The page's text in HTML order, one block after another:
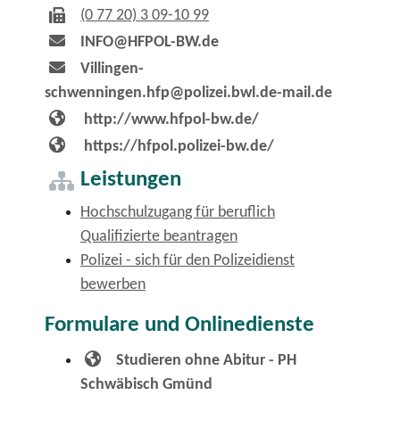
(0 77 20) 3 09-10 99
INFO@HFPOL-BW.de
Villingen-
schwenningen.hfp@polizei.bwl.de-mail.de
http://www.hfpol-bw.de/
https://hfpol.polizei-bw.de/
Leistungen
Hochschulzugang für beruflich
Qualifizierte beantragen
Polizei - sich für den Polizeidienst
bewerben
Formulare und Onlinedienste
Studieren ohne Abitur - PH
Schwäbisch Gmünd